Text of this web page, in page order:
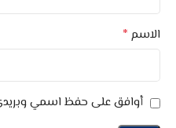
الاسم *
أوافق على حفظ اسمي وبريدي